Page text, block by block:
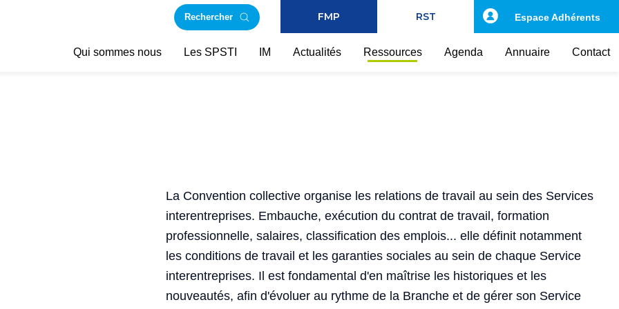
Rechercher FMP RST
Qui sommes nous Les SPSTI IM Actualités Ressources Agenda Annuaire Contact
Espace Adhérents
La Convention collective organise les relations de travail au sein des Services
interentreprises. Embauche, exécution du contrat de travail, formation
professionnelle, salaires, classification des emplois... elle définit notamment
les conditions de travail et les garanties sociales au sein de chaque Service
interentreprises. Il est fondamental d'en maîtrise les historiques et les
nouveautés, afin d'évoluer au rythme de la Branche et de gérer son Service